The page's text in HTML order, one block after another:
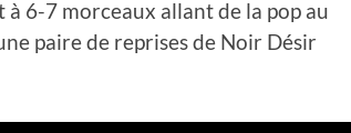
à 6-7 morceaux allant de la pop au
paire de reprises de Noir Désir